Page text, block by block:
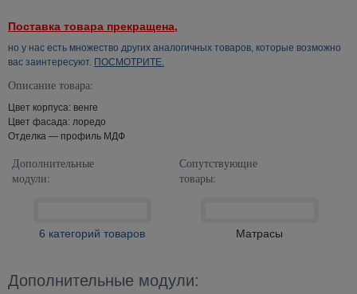
Поставка товара прекращена,
но у нас есть множество других аналогичных товаров, которые возможно
вас заинтересуют. ПОСМОТРИТЕ.
Описание товара:
Цвет корпуса: венге
Цвет фасада: лоредо
Отделка — профиль МДФ
Дополнительные
модули:
6 категорий товаров
Сопутствующие
товары:
Матрасы
Дополнительные модули: